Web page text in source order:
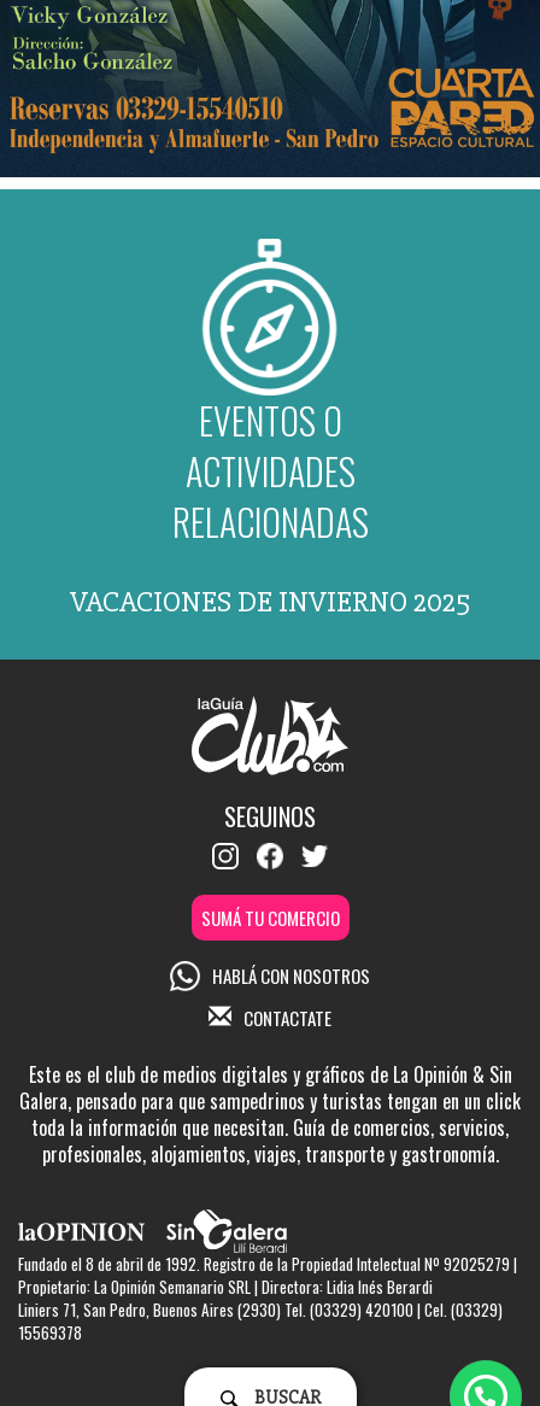
EVENTOS O
ACTIVIDADES
RELACIONADAS
VACACIONES DE INVIERNO 2025
SEGUINOS
SUMÁ TU COMERCIO
HABLÁ CON NOSOTROS
CONTACTATE
Este es el club de medios digitales y gráficos de La Opinión & Sin
Galera, pensado para que sampedrinos y turistas tengan en un click
toda la información que necesitan. Guía de comercios, servicios,
profesionales, alojamientos, viajes, transporte y gastronomía.
Fundado el 8 de abril de 1992. Registro de la Propiedad Intelectual Nº 92025279 |
Propietario: La Opinión Semanario SRL | Directora: Lidia Inés Berardi
Liniers 71, San Pedro, Buenos Aires (2930) Tel. (03329) 420100 | Cel. (03329)
15569378
BUSCAR